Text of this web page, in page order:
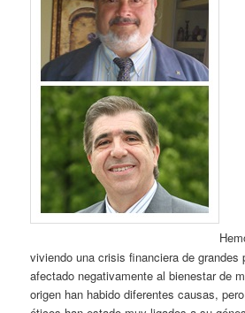
viviendo una crisis financiera de grandes
afectado negativamente al bienestar de
origen han habido diferentes causas,